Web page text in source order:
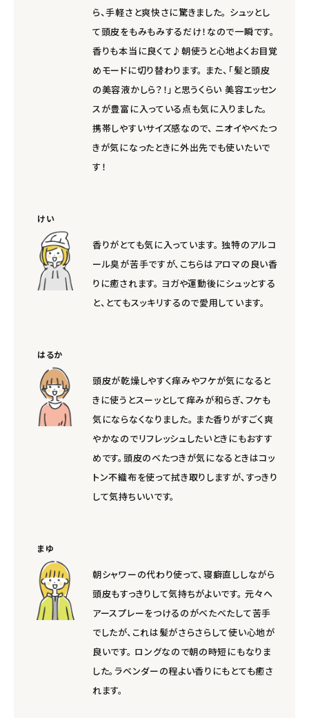
ら、手軽さと爽快さに驚きました。 シュッとし
て頭皮をもみもみするだけ！なので一瞬です。
香りも本当に良くて♪朝使うと心地よくお目覚
めモードに切り替わります。 また、「髪と頭皮
の美容液かしら？！」と思うくらい 美容エッセン
スが豊富に入っている点も気に入りました。
携帯しやすいサイズ感なので、 ニオイやべたつ
きが気になったときに外出先でも使いたいで
す！
けい
香りがとても気に入っています。 独特のアルコ
ール臭が苦手ですが、こちらはアロマの良い香
りに癒されます。 ヨガや運動後にシュッとする
と、とてもスッキリするので愛用しています。
はるか
頭皮が乾燥しやすく痒みやフケが気になると
きに使うとスーッとして痒みが和らぎ、フケも
気にならなくなりました。 また香りがすごく爽
やかなのでリフレッシュしたいときにもおすす
めです。頭皮のべたつきが気になるときはコッ
トン不織布を使って拭き取りしますが、すっきり
して気持ちいいです。
まゆ
朝シャワーの代わり使って、寝癖直ししながら
頭皮もすっきりして気持ちがよいです。 元々ヘ
アースプレーをつけるのがべたべたして苦手
でしたが、これは髪がさらさらして使い心地が
良いです。 ロングなので朝の時短にもなりま
した。ラベンダーの程よい香りにもとても癒さ
れます。